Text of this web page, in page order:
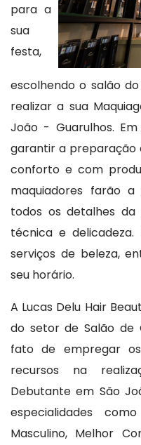
para a
sua
festa,
escolhendo o salão
realizar a sua
João - Guarulhos.
garantir a preparação
conforto e com
maquiadores farão
todos os detalhes da
técnica e
serviços de beleza,
seu horário.
A Lucas Delu Hair
do setor de Salão de
fato de empregar
recursos na
Debutante em São
especialidades
Masculino, Melhor